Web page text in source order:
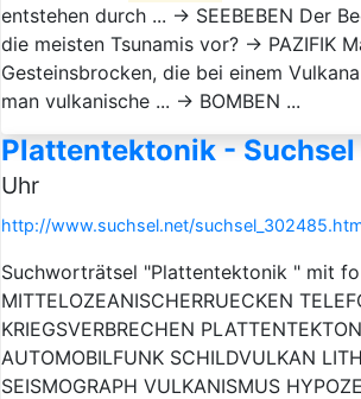
entstehen durch ... → SEEBEBEN Der
die meisten Tsunamis vor? → PAZIFIK
Gesteinsbrocken, die bei einem
man vulkanische ... → BOMBEN ...
Plattentektonik -
Uhr
http://www.suchsel.net/
Suchworträtsel "Plattentektonik " mit
MITTELOZEANISCHERRUECKEN
KRIEGSVERBRECHEN
AUTOMOBILFUNK SCHILDVULKAN
SEISMOGRAPH VULKANISMUS